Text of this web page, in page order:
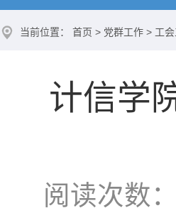
当前位置： 首页 > 党群工作 > 工
计信学
阅读次数：